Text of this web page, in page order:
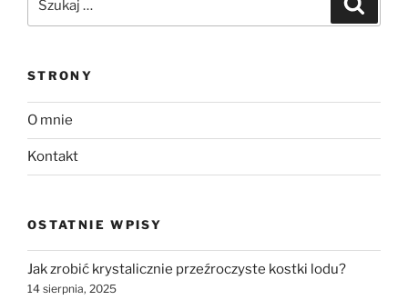
STRONY
O mnie
Kontakt
OSTATNIE WPISY
Jak zrobić krystalicznie przeźroczyste kostki lodu?
14 sierpnia, 2025